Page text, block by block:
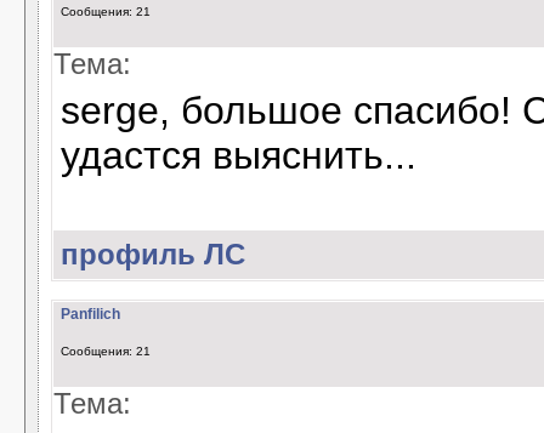
Сообщения: 21
Тема:
serge, большое спасибо!
удастся выяснить...
профиль ЛС
Panfilich
Сообщения: 21
Тема: